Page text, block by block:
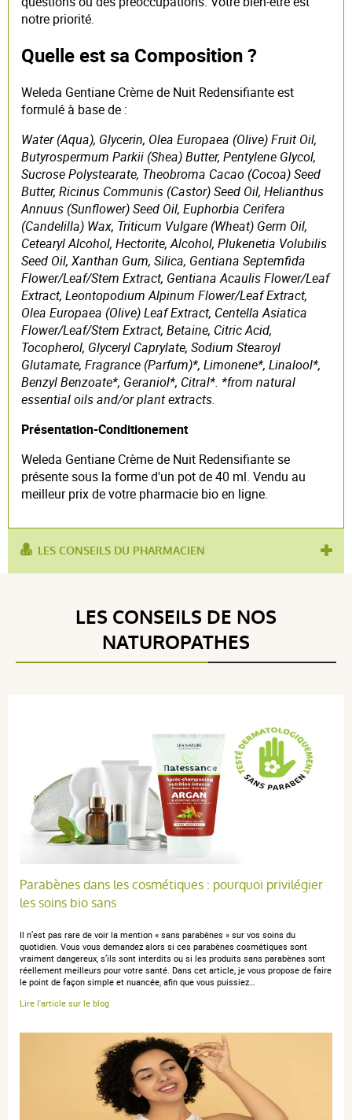
notre priorité.
Quelle est sa Composition ?
Weleda Gentiane Crème de Nuit Redensifiante est
formulé à base de :
Water (Aqua), Glycerin, Olea Europaea (Olive) Fruit Oil,
Butyrospermum Parkii (Shea) Butter, Pentylene Glycol,
Sucrose Polystearate, Theobroma Cacao (Cocoa) Seed
Butter, Ricinus Communis (Castor) Seed Oil, Helianthus
Annuus (Sunflower) Seed Oil, Euphorbia Cerifera
(Candelilla) Wax, Triticum Vulgare (Wheat) Germ Oil,
Cetearyl Alcohol, Hectorite, Alcohol, Plukenetia Volubilis
Seed Oil, Xanthan Gum, Silica, Gentiana Septemfida
Flower/Leaf/Stem Extract, Gentiana Acaulis Flower/Leaf
Extract, Leontopodium Alpinum Flower/Leaf Extract,
Olea Europaea (Olive) Leaf Extract, Centella Asiatica
Flower/Leaf/Stem Extract, Betaine, Citric Acid,
Tocopherol, Glyceryl Caprylate, Sodium Stearoyl
Glutamate, Fragrance (Parfum)*, Limonene*, Linalool*,
Benzyl Benzoate*, Geraniol*, Citral*. *from natural
essential oils and/or plant extracts.
Présentation-Conditionement
Weleda Gentiane Crème de Nuit Redensifiante se
présente sous la forme d'un pot de 40 ml. Vendu au
meilleur prix de votre pharmacie bio en ligne.
LES CONSEILS DU PHARMACIEN
redensifiante
LES CONSEILS DE NOS
NATUROPATHES
Parabènes dans les cosmétiques : pourquoi privilégier
les soins bio sans
Il n’est pas rare de voir la mention « sans parabènes » sur vos soins du
quotidien. Vous vous demandez alors si ces parabènes cosmétiques sont
vraiment dangereux, s’ils sont interdits ou si les produits sans parabènes sont
réellement meilleurs pour votre santé. Dans cet article, je vous propose de faire
le point de façon simple et nuancée, afin que vous puissiez…
Lire l'article sur le blog